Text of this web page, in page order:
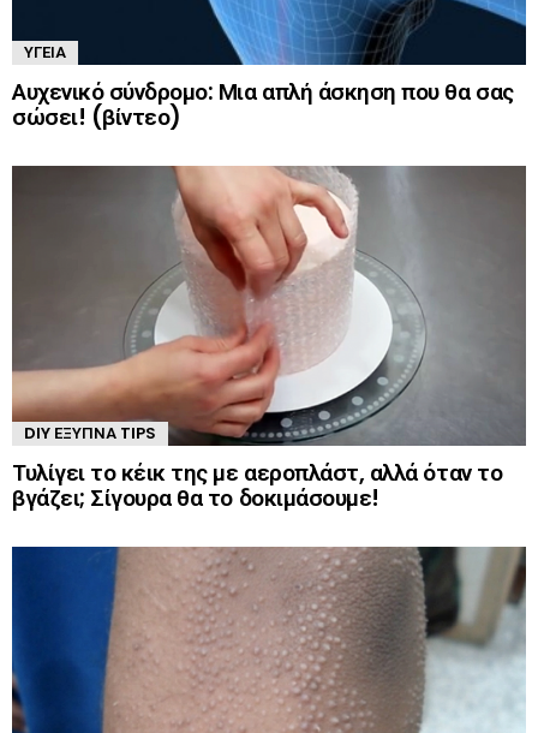
ΥΓΕΊΑ
Αυχενικό σύνδρομο: Μια απλή άσκηση που θα σας
σώσει! (βίντεο)
DIY ΈΞΥΠΝΑ TIPS
Τυλίγει το κέικ της με αεροπλάστ, αλλά όταν το
βγάζει; Σίγουρα θα το δοκιμάσουμε!